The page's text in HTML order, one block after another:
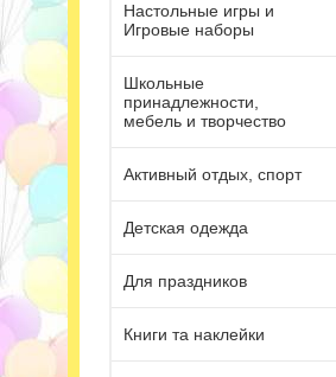
Настольные игры и
Игровые наборы
Школьные
принадлежности,
мебель и творчество
Активный отдых, спорт
Детская одежда
Для праздников
Книги та наклейки